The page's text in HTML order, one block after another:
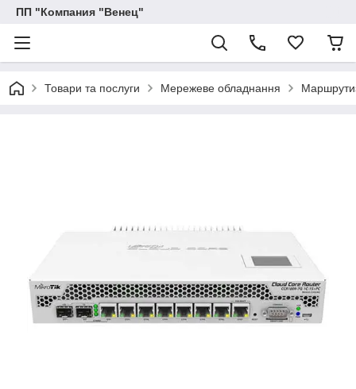
ПП "Компания "Венец"
Товари та послуги Мережеве обладнання